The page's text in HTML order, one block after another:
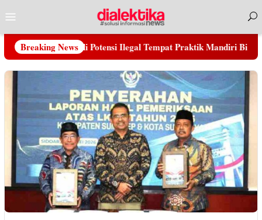
ke
Mobile
Breaking News
Tangkap dan Adili Potensi Ilegal Tempat Praktik Mandiri Bidan R